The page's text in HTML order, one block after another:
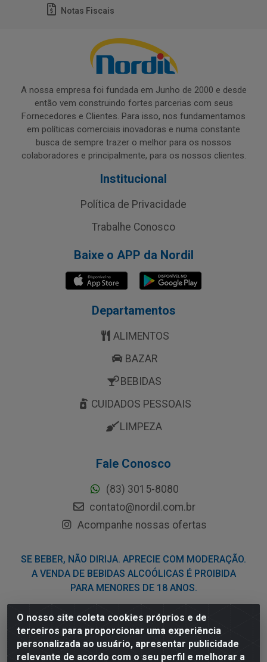
O nosso site coleta cookies próprios e de
terceiros para proporcionar uma experiência
personalizada ao usuário, apresentar publicidade
relevante de acordo com o seu perfil e melhorar a
Notas Fiscais
A nossa empresa foi fundada em Junho de 2000 e desde
então vem construindo fortes parcerias com seus
Fornecedores e Clientes. Para isso, nos fundamentamos
em políticas comerciais inovadoras e numa constante
busca de sempre trazer o melhor para os nossos
colaboradores e principalmente, para os nossos clientes.
Institucional
Política de Privacidade
Trabalhe Conosco
Baixe o APP da Nordil
Departamentos
ALIMENTOS
BAZAR
BEBIDAS
CUIDADOS PESSOAIS
LIMPEZA
Fale Conosco
(83) 3015-8080
contato@nordil.com.br
Acompanhe nossas ofertas
SE BEBER, NÃO DIRIJA. APRECIE COM MODERAÇÃO.
A VENDA DE BEBIDAS ALCOÓLICAS É PROIBIDA
PARA MENORES DE 18 ANOS.
Nordil Distribuidora - Avenida Liberdade, 2738, Bloco F -
Sesi - Bayeux/PB - CEP 58.111-400 - CNPJ
03.775.813/0001-41